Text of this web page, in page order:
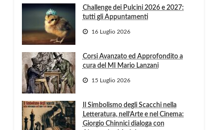
Challenge dei Pulcini 2026 e 2027:
tutti gli Appuntamenti
16 Luglio 2026
Corsi Avanzato ed Approfondito a
cura del MI Mario Lanzani
15 Luglio 2026
Il Simbolismo degli Scacchi nella
Letteratura, nell’Arte e nel Cinema:
Giorgio Chinnici dialoga con